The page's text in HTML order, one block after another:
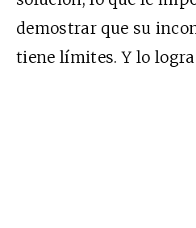
demostrar que su
tiene límites. Y lo logra